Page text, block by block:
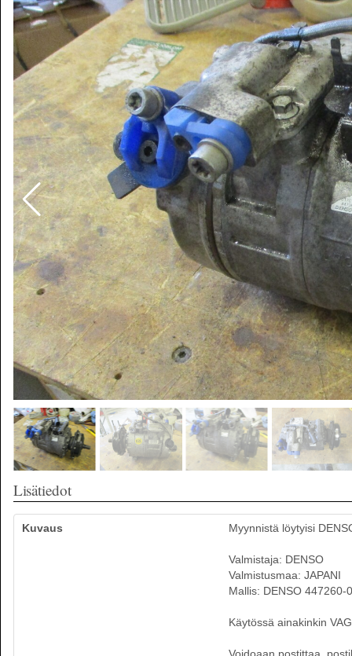
Lisätiedot
Kuvaus Myynnistä löytyisi
Valmistaja: DENSO
Valmistusmaa: JAPANI
Mallis: DENSO 447260-
Käytössä ainakinkin